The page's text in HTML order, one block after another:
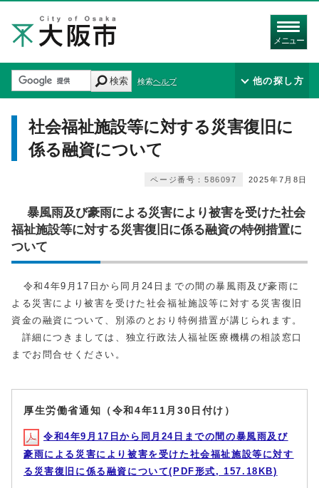
メニュー
検索 検索ヘルプ 他の探し方
社会福祉施設等に対する災害復旧に
係る融資について
2025年7月8日
ページ番号：586097
暴風雨及び豪雨による災害により被害を受けた社会
福祉施設等に対する災害復旧に係る融資の特例措置に
ついて
令和4年9月17日から同月24日までの間の暴風雨及び豪雨に
よる災害により被害を受けた社会福祉施設等に対する災害復旧
資金の融資について、別添のとおり特例措置が講じられます。
詳細につきましては、独立行政法人福祉医療機構の相談窓口
までお問合せください。
厚生労働省通知（令和4年11月30日付け）
令和4年9月17日から同月24日までの間の暴風雨及び
豪雨による災害により被害を受けた社会福祉施設等に対す
る災害復旧に係る融資について(PDF形式, 157.18KB)